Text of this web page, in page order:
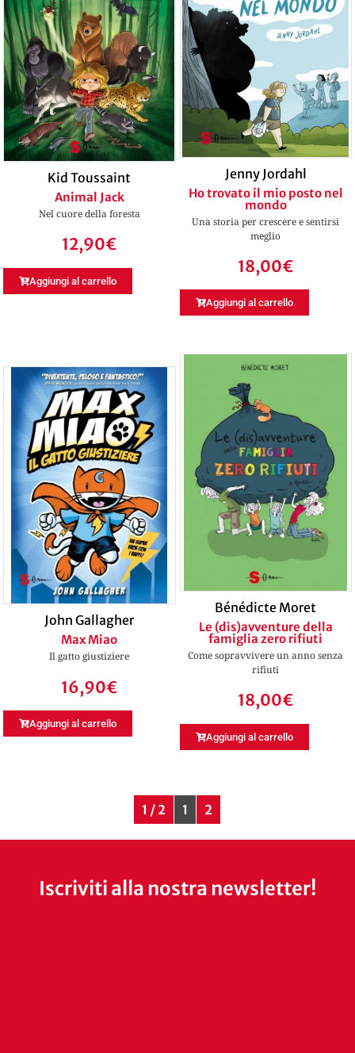
Kid Toussaint
Animal Jack
Nel cuore della foresta
12,90€
Aggiungi al carrello
Jenny Jordahl
Ho trovato il mio posto nel
mondo
Una storia per crescere e sentirsi
meglio
18,00€
Aggiungi al carrello
John Gallagher
Max Miao
Il gatto giustiziere
16,90€
Aggiungi al carrello
Bénédicte Moret
Le (dis)avventure della
famiglia zero rifiuti
Come sopravvivere un anno senza
rifiuti
18,00€
Aggiungi al carrello
1 / 2 1 2
Iscriviti alla nostra newsletter!